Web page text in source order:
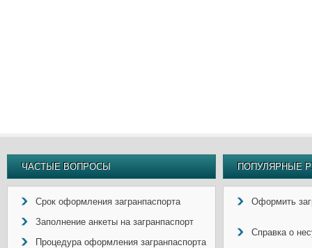
ЧАСТЫЕ ВОПРОСЫ
Срок оформления загранпаспорта
Заполнение анкеты на загранпаспорт
Процедура оформления загранпаспорта
ПОПУЛЯРНЫЕ
Оформить
Справка о